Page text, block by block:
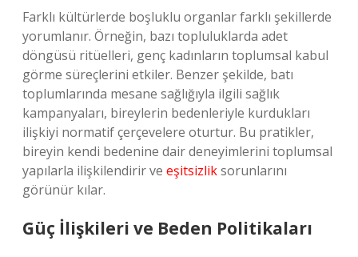
Farklı kültürlerde boşluklu organlar farklı şekillerde
yorumlanır. Örneğin, bazı topluluklarda adet
döngüsü ritüelleri, genç kadınların toplumsal kabul
görme süreçlerini etkiler. Benzer şekilde, batı
toplumlarında mesane sağlığıyla ilgili sağlık
kampanyaları, bireylerin bedenleriyle kurdukları
ilişkiyi normatif çerçevelere oturtur. Bu pratikler,
bireyin kendi bedenine dair deneyimlerini toplumsal
yapılarla ilişkilendirir ve eşitsizliksorunlarını
görünür kılar.
Güç İlişkileri ve Beden Politikaları